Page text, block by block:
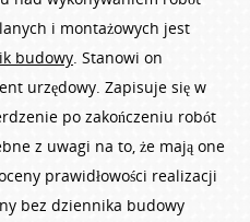
i montażowych jest
budowy. Stanowi on
urzędowy. Zapisuje się w
po zakończeniu robót
z uwagi na to, że mają one
prawidłowości realizacji
bez dziennika budowy